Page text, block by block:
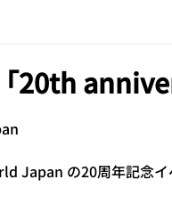
20th
Japan の20周年記念